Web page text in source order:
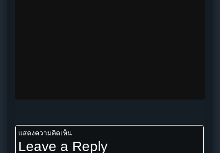
แสดงความคิดเห็น
Leave a Reply